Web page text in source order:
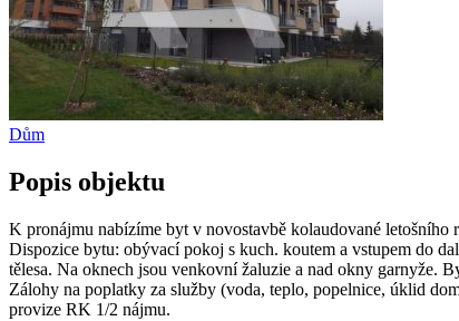
Dům
Popis objektu
K pronájmu nabízíme byt v novostavbě kolaudované
Dispozice bytu: obývací pokoj s kuch. koutem a vstupem do
tělesa. Na oknech jsou venkovní žaluzie a nad okny garnyže.
Zálohy na poplatky za služby (voda, teplo, popelnice, úklid
provize RK 1/2 nájmu.